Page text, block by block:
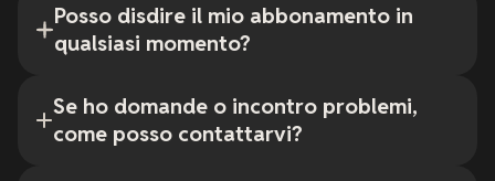
Posso disdire il mio abbonamento in
qualsiasi momento?
Se ho domande o incontro problemi,
come posso contattarvi?